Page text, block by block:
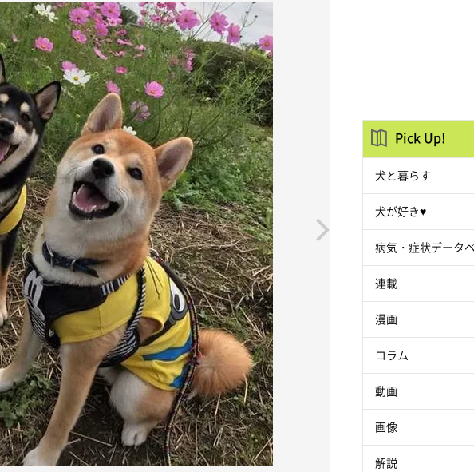
Pick Up!
犬と暮らす
犬が好き♥
病気・症状データ
連載
漫画
コラム
動画
画像
解説